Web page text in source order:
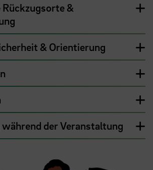
&
& Orientierung
der Veranstaltung